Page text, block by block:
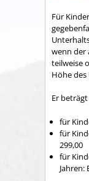
Für
wenn der
teilweise
Höhe
Er
für
für
299,00
für
Jahren: